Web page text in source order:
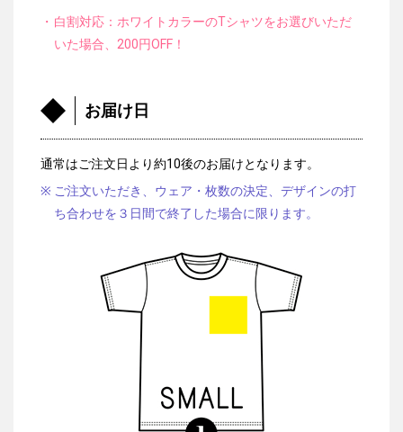
白割対応：ホワイトカラーのTシャツをお選びいただ
いた場合、200円OFF！
お届け日
通常はご注文日より約10後のお届けとなります。
ご注文いただき、ウェア・枚数の決定、デザインの打
ち合わせを３日間で終了した場合に限ります。